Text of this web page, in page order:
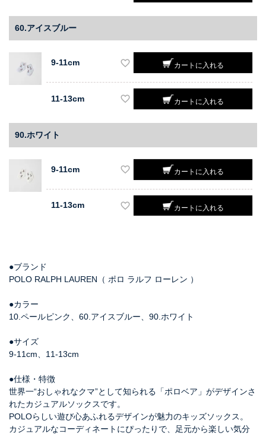
60.アイスブルー
9-11cm カートに入れる
11-13cm カートに入れる
90.ホワイト
9-11cm カートに入れる
11-13cm カートに入れる
●ブランド
POLO RALPH LAUREN（ ポロ ラルフ ローレン ）
●カラー
10.ペールピンク、60.アイスブルー、90.ホワイト
●サイズ
9-11cm、11-13cm
●仕様・特徴
世界一“おしゃれなクマ”として知られる「ポロベア」がデザインさ
れたカジュアルソックスです。
POLOらしい遊び心あふれるデザインが魅力のキッズソックス。
カジュアルなコーディネートにぴったりで、足元から楽しい気分